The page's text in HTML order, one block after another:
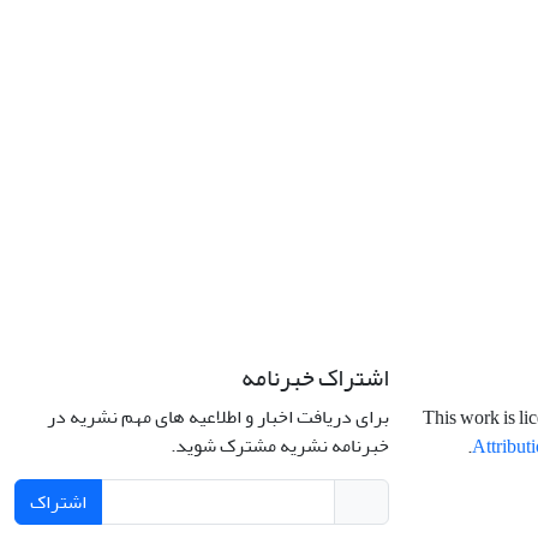
This work is
.
اشتراک خبرنامه
برای دریافت اخبار و اطلاعیه های مهم نشریه در
خبرنامه نشریه مشترک شوید.
اشتراک